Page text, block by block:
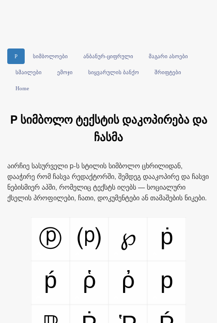
P სიმბოლოები ანბანურ-ციფრული მაგარი ასოები
სმაილები ემოჯი სიყვარულის ბანქო შრიფტები
Home
P სიმბოლო ტექსტის დაკოპირება და
ჩასმა
აირჩიე სასურველი p‑ს სტილის სიმბოლო ცხრილიდან,
დააჭირე რომ ჩასვა რედაქტორში, შემდეგ დააკოპირე და ჩასვი
ნებისმიერ აპში, რომელიც ტექსტს იღებს — სოციალური
ქსელის პროფილები, ჩათი, დოკუმენტები ან თამაშების ნიკები.
ⓟ ⒫ ℘
ṗ
ṕ
ῥ ῤ
p